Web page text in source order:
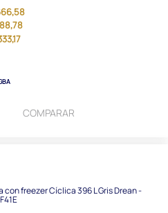
COMPARAR
con freezer Cíclica 396 L Gris Drean -